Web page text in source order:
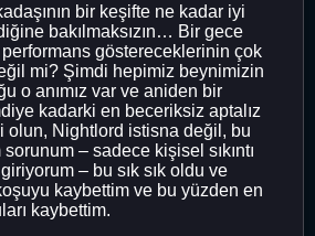
bir keşifte ne kadar iyi
bakılmaksızın… Bir gece
performans göstereceklerinin çok
mi? Şimdi hepimiz beynimizin
o anımız var ve aniden bir
kadarki en beceriksiz aptalız
olun, Nightlord istisna değil, bu
– sadece kişisel sıkıntı
– bu sık sık oldu ve
kaybettim ve bu yüzden en
kaybettim.